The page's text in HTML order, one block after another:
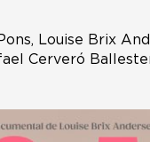
Louise Brix
Cerveró